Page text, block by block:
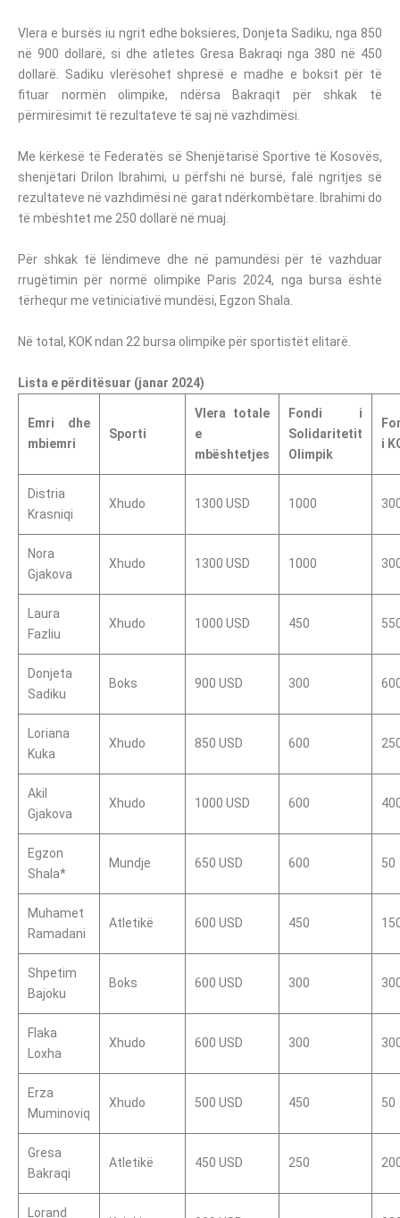
Vlera e bursës iu ngrit edhe boksieres, Donjeta Sadiku, nga 850
në 900 dollarë, si dhe atletes Gresa Bakraqi nga 380 në 450
dollarë. Sadiku vlerësohet shpresë e madhe e boksit për të
fituar normën olimpike, ndërsa Bakraqit për shkak të
përmirësimit të rezultateve të saj në vazhdimësi.
Me kërkesë të Federatës së Shenjëtarisë Sportive të Kosovës,
shenjëtari Drilon Ibrahimi, u përfshi në bursë, falë ngritjes së
rezultateve në vazhdimësi në garat ndërkombëtare. Ibrahimi do
të mbështet me 250 dollarë në muaj.
Për shkak të lëndimeve dhe në pamundësi për të vazhduar
rrugëtimin për normë olimpike Paris 2024, nga bursa është
tërhequr me vetiniciativë mundësi, Egzon Shala.
Në total, KOK ndan 22 bursa olimpike për sportistët elitarë.
Lista e përditësuar (janar 2024)
Emri dhe
mbiemri
Sporti
Vlera totale
e
mbështetjes
Fondi i
Solidaritetit
Olimpik
i
Distria
Krasniqi
Xhudo 1300 USD 1000
Nora
Gjakova
Xhudo 1300 USD 1000
Laura
Fazliu
Xhudo 1000 USD 450
Donjeta
Sadiku
Boks 900 USD 300
Loriana
Kuka
Xhudo 850 USD 600
Akil
Gjakova
Xhudo 1000 USD 600
Egzon
Shala*
Mundje 650 USD 600 50
Muhamet
Ramadani
Atletikë 600 USD 450
Shpetim
Bajoku
Boks 600 USD 300
Flaka
Loxha
Xhudo 600 USD 300
Erza
Muminoviq
Xhudo 500 USD 450 50
Gresa
Bakraqi
Atletikë 450 USD 250
Lorand